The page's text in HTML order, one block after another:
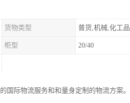
货物类型 普货,机械,化工品
柜型 20/40
国际物流服务和和量身定制的物流方案。